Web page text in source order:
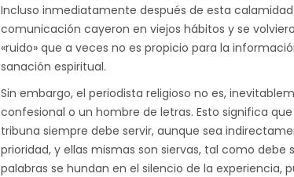
Incluso inmediatamente después de esta
comunicación cayeron en viejos hábitos y se
«ruido» que a veces no es propicio para la
sanación espiritual.
Sin embargo, el periodista religioso no es,
confesional o un hombre de letras. Esto significa
tribuna siempre debe servir, aunque sea
prioridad, y ellas mismas son siervas, tal como
palabras se hundan en el silencio de la experiencia,